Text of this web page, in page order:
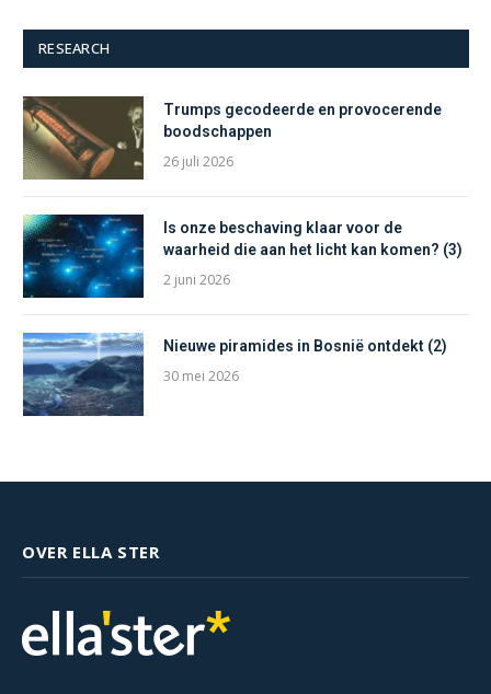
RESEARCH
Trumps gecodeerde en provocerende
boodschappen
26 juli 2026
Is onze beschaving klaar voor de
waarheid die aan het licht kan komen? (3)
2 juni 2026
Nieuwe piramides in Bosnië ontdekt (2)
30 mei 2026
OVER ELLA STER